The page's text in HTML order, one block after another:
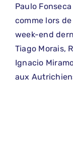
Paulo
comme lors
week-end
Tiago Morais,
Ignacio
aux